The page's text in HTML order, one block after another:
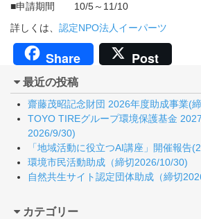
■申請期間 10/5～11/10
詳しくは、 認定NPO法人イーパーツ
Share Post
最近の投稿
齋藤茂昭記念財団 2026年度助成事業(
TOYO TIREグループ環境保護基金
2026/9/30)
「地域活動に役立つAI講座」開催報告
環境市民活動助成（締切2026/10/30)
自然共生サイト認定団体助成（締切
カテゴリー